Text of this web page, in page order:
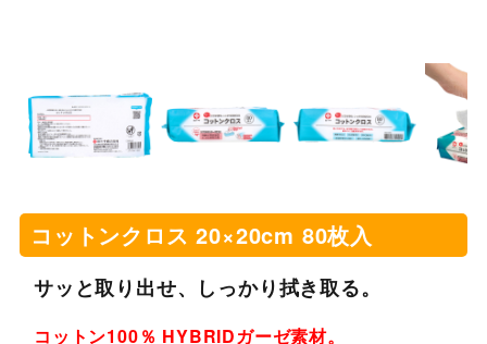
コットンクロス 20×20cm 80枚入
サッと取り出せ、しっかり拭き取る。
コットン100％ HYBRIDガーゼ素材。